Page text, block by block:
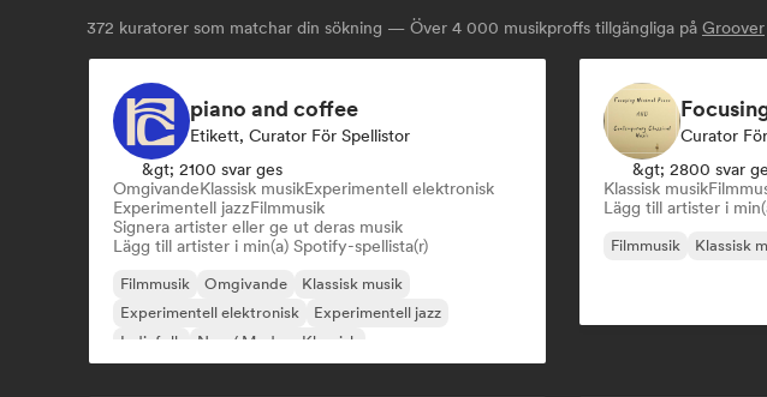
372 kuratorer som matchar din sökning — Över 4 000 musikproffs tillgängliga på Groover
piano and coffee
Etikett, Curator För Spellistor
&gt; 2100 svar ges
OmgivandeKlassisk musikExperimentell elektronisk
Experimentell jazzFilmmusik
Signera artister eller ge ut deras musik
Lägg till artister i min(a) Spotify-spellista(r)
Filmmusik Omgivande
Klassisk musik
Experimentell elektronisk
Experimentell jazz
Indiefolk
Neo / Modern Klassisk
Curator
&gt; 2800 svar
Klassisk musik
Lägg till artister i
Filmmusik Klassisk